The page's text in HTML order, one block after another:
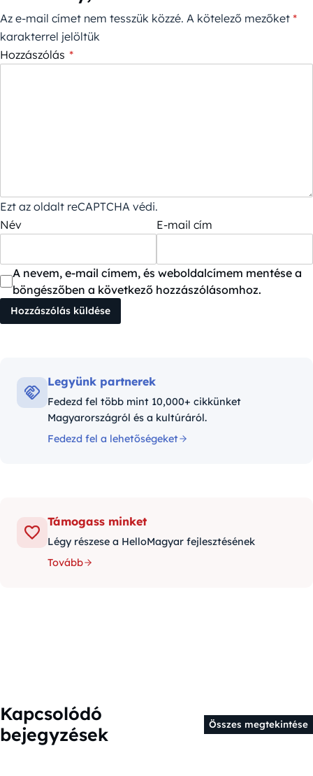
Az e-mail címet nem tesszük közzé. A kötelező mezőket *
karakterrel jelöltük
Hozzászólás *
Ezt az oldalt reCAPTCHA védi.
Név
E-mail cím
A nevem, e-mail címem, és weboldalcímem mentése a
böngészőben a következő hozzászólásomhoz.
Legyünk partnerek
Fedezd fel több mint 10,000+ cikkünket
Magyarországról és a kultúráról.
Fedezd fel a lehetőségeket
Támogass minket
Légy részese a HelloMagyar fejlesztésének
Tovább
Kapcsolódó
bejegyzések
Összes megtekintése